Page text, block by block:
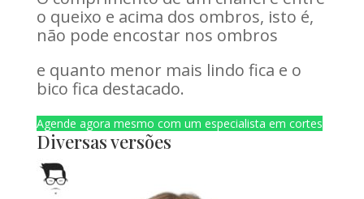
o queixo e acima dos ombros, isto é,
não pode encostar nos ombros
e quanto menor mais lindo fica e o
bico fica destacado.
Agende agora mesmo com um especialista em cortes
Diversas versões